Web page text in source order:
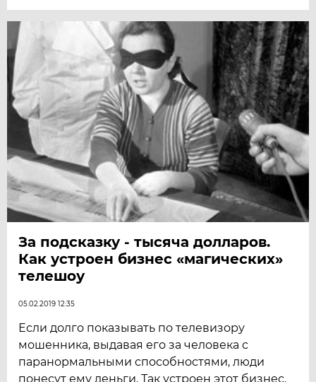
За подсказку - тысяча долларов.
Как устроен бизнес «магических»
телешоу
05.02.2019 12:35
Если долго показывать по телевизору
мошенника, выдавая его за человека с
паранормальными способностями, люди
понесут ему деньги. Так устроен этот бизнес.